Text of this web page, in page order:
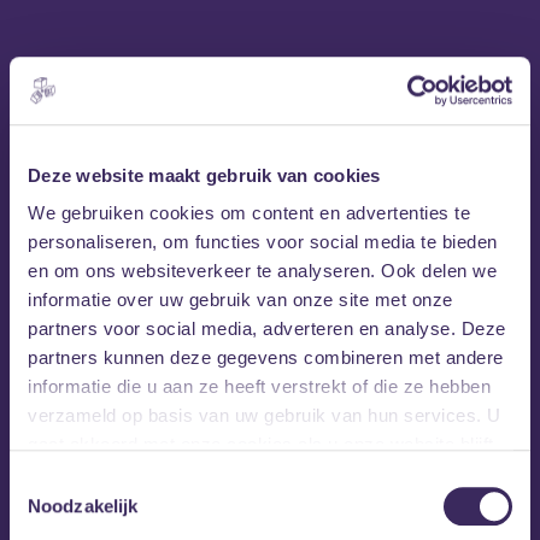
Deze website maakt gebruik van cookies
We gebruiken cookies om content en advertenties te
personaliseren, om functies voor social media te bieden
en om ons websiteverkeer te analyseren. Ook delen we
informatie over uw gebruik van onze site met onze
partners voor social media, adverteren en analyse. Deze
partners kunnen deze gegevens combineren met andere
informatie die u aan ze heeft verstrekt of die ze hebben
verzameld op basis van uw gebruik van hun services. U
Noodzakelijk
Portland (solo)
In zeven jaar tijd isPortland
indie-acts in België geworden. De band rondom Jente
Pironet maakt gevoelige, dromerige songs die zowel
roezige euforie. Jente zal solo het podium betreden als
podia’s tot een intieme club; Jente weet moeiteloos te
roeren. De derde plaat ‘Champain’ zit bomvol muziek